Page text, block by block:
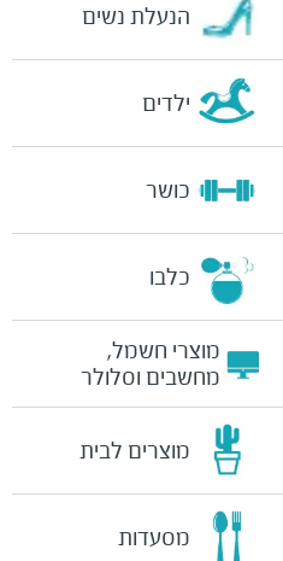
הנעלת נשים
ילדים
כושר
כלבו
מוצרי חשמל,
מחשבים וסלולר
מוצרים לבית
מסעדות